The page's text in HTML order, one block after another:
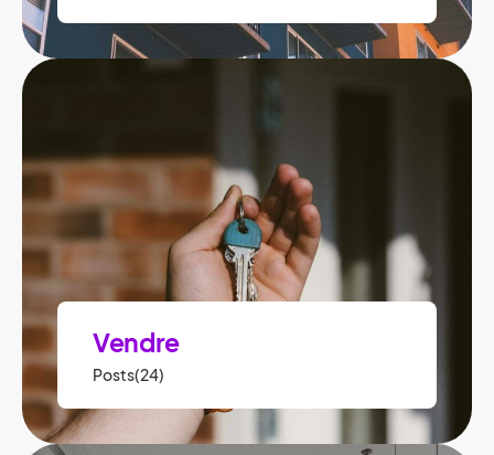
Vendre
Posts(24)